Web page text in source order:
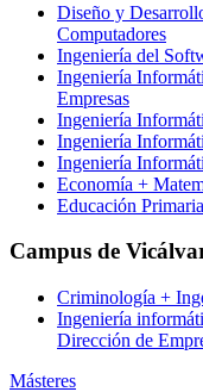
Diseño y
Computadores
Ingeniería del
Ingeniería
Empresas
Ingeniería
Ingeniería
Ingeniería
Economía +
Educación
Campus de
Criminología +
Ingeniería
Dirección de
Másteres